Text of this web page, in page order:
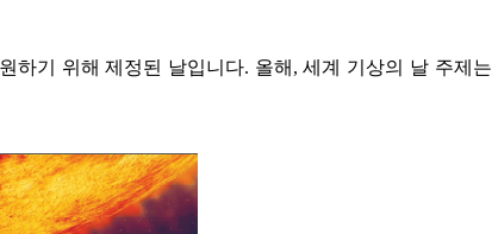
하기 위해 제정된 날입니다. 올해,세계 기상의 날 주제는